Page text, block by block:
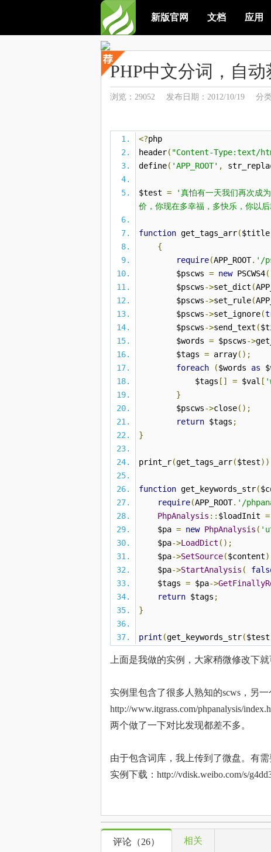
新版官网 文档 应用
PHP中文分词，自动
浏览：29052 发布日期：2012/10/19 分
<?php
header( "Content-Type:text/
define( 'APP_ROOT' ,
$test =
'真怕有一天我们再次成
价，你现在多幸福，多快乐，你以
function get_tags_arr($title
{
require(APP_ROOT. '/
$pscws = newPSCWS4
$pscws->set_dict (
$pscws->set_rule(
$pscws->set_ignore(
$pscws->send_text (
$words = $pscws->
$tags = array();
foreach
($words as
$tags [] = $val [
}
$pscws->close();
return $tags ;
}
print_r(get_tags_arr($test
function get_keywords_str(
require(APP_ROOT. '/
PhpAnalysis :: $loadInit =
$pa = new PhpAnalysis (
$pa->LoadDict ();
$pa->SetSource($content
$pa->StartAnalysis (
$tags = $pa->
return $tags ;
}
print (get_keywords_str($test
上面是我做的实例，大家稍微修改下
实例里包含了很多人熟知的scws，另一
http://www.itgrass.com/phpanalysis/
两个做了一下对比发现都差不多。
由于包含词库，我上传到了微盘。有需
实例下载：http://vdisk.weibo.com/s/
评论（26） 相关